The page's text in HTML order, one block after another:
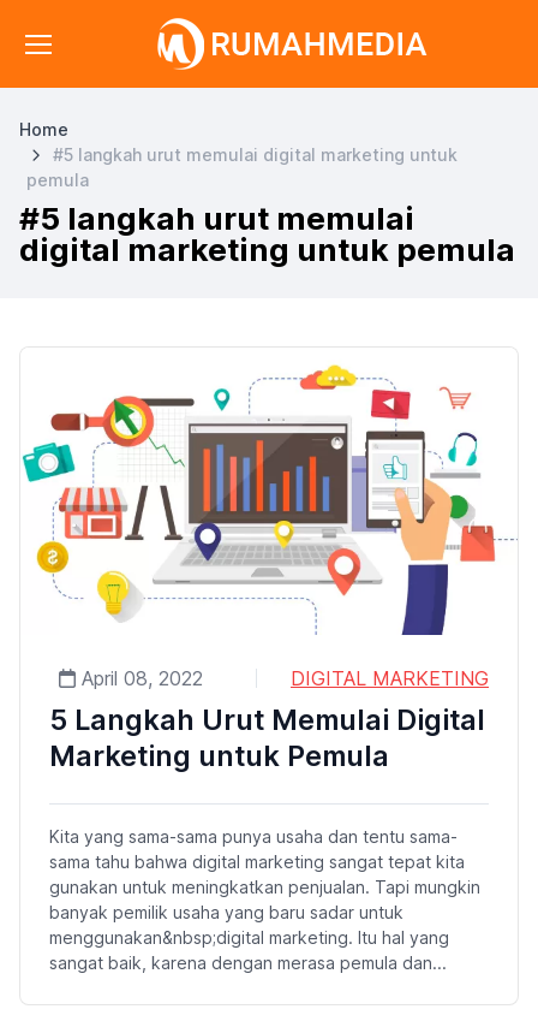
Home
#5 langkah urut memulai digital marketing untuk
pemula
#5 langkah urut memulai
digital marketing untuk pemula
April 08, 2022 DIGITAL MARKETING
5 Langkah Urut Memulai Digital
Marketing untuk Pemula
Kita yang sama-sama punya usaha dan tentu sama-
sama tahu bahwa digital marketing sangat tepat kita
gunakan untuk meningkatkan penjualan. Tapi mungkin
banyak pemilik usaha yang baru sadar untuk
menggunakan&nbsp;digital marketing. Itu hal yang
sangat baik, karena dengan merasa pemula dan...